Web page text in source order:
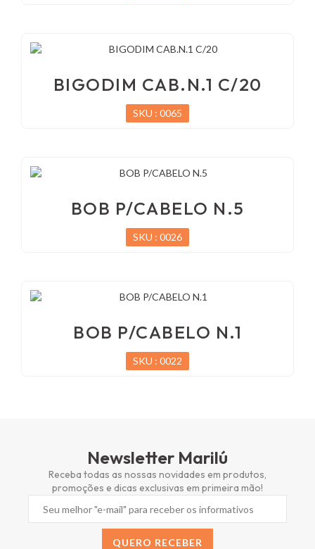
BIGODIM CAB.N.1 C/20
SKU : 0065
BOB P/CABELO N.5
SKU : 0026
BOB P/CABELO N.1
SKU : 0022
Newsletter Marilú
Receba todas as nossas novidades em produtos,
promoções e dicas exclusivas em primeira mão!
QUERO RECEBER